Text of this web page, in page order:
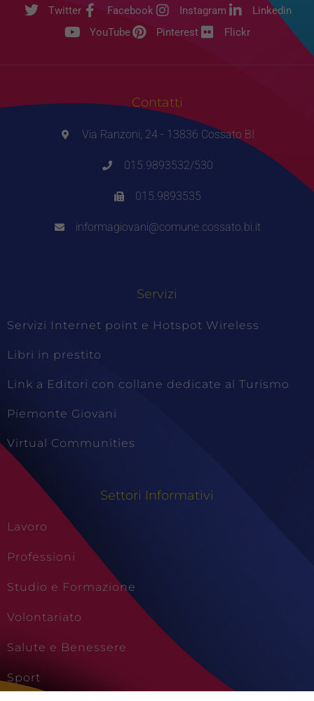
Twitter Facebook Instagram
Linkedin
YouTube
Pinterest Flickr
Contatti
Via Ranzoni, 24 - 13836 Cossato BI
015.9893532/530
015.9893535
informagiovani@comune.cossato.bi.it
Servizi
Servizi Internet point e Hotspot Wireless
Libri in prestito
Link a Editori con collane dedicate al Turismo
Piemonte Giovani
Virtual Communities
Settori Informativi
Lavoro
Professioni
Studio e Formazione
Volontariato
Salute e Benessere
Sport